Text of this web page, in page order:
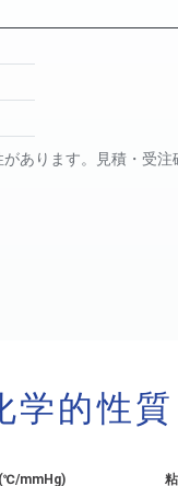
あります。見積・受
学的性質
mmHg)